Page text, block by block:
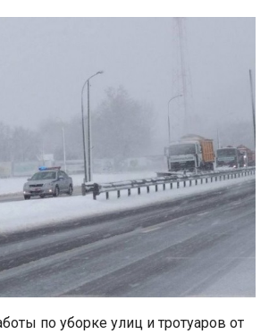
по уборке улиц и тротуаров от